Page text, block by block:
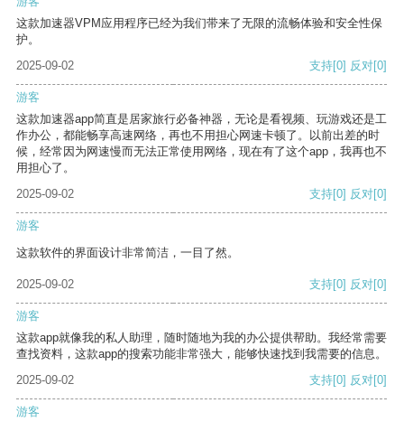
这款加速器VPM应用程序已经为我们带来了无限的流畅体验和安全性保
护。
2025-09-02
支持[0] 反对[0]
游客
这款加速器app简直是居家旅行必备神器，无论是看视频、玩游戏还是工
作办公，都能畅享高速网络，再也不用担心网速卡顿了。以前出差的时
候，经常因为网速慢而无法正常使用网络，现在有了这个app，我再也不
用担心了。
2025-09-02
支持[0] 反对[0]
游客
这款软件的界面设计非常简洁，一目了然。
2025-09-02 支持[0] 反对[0]
游客
这款app就像我的私人助理，随时随地为我的办公提供帮助。我经常需要
查找资料，这款app的搜索功能非常强大，能够快速找到我需要的信息。
2025-09-02
支持[0] 反对[0]
游客